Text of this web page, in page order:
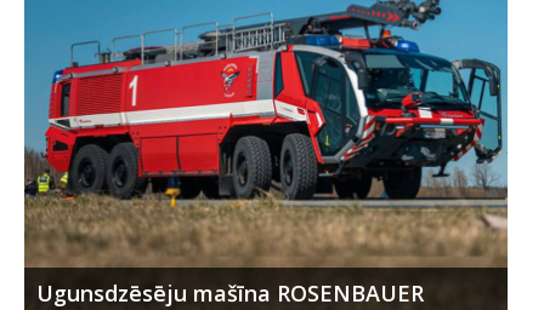
Ugunsdzēsēju mašīna ROSENBAUER